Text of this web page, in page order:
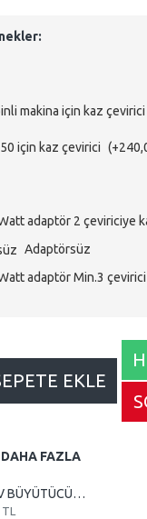
makina için kaz çevirici
için kaz çevirici
adaptör 2 çeviriciye
Adaptörsüz
adaptör Min.3 çevirici
EKLE
FAZLA
CİVCİV BÜYÜTÜCÜ VE KULUÇKA 110 WATT REZİSTANS